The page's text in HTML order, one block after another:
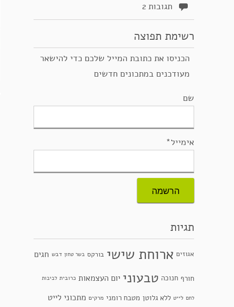
תגובות 2
רשימת תפוצה
הכניסו את כתובת המייל שלכם כדי להישאר
מעודכנים במתכונים חדשים
שם
אימייל*
תגיות
אגוזים ארוחת שישי בורקס בשר טחון דבש חגים
חורף חנוכה טבעוני יום העצמאות כרובית לביבות
לחם לייט ללא גלוטן מטבח רומני מרקים מתכוני לייט